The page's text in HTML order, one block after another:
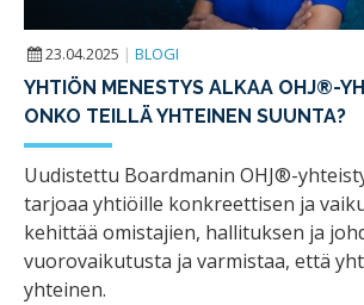
23.04.2025 | BLOGI
YHTIÖN MENESTYS ALKAA OHJ®-
ONKO TEILLÄ YHTEINEN SUUNTA?
Uudistettu Boardmanin OHJ®-
tarjoaa yhtiöille konkreettisen ja
kehittää omistajien, hallituksen ja
vuorovaikutusta ja varmistaa, että
yhteinen.